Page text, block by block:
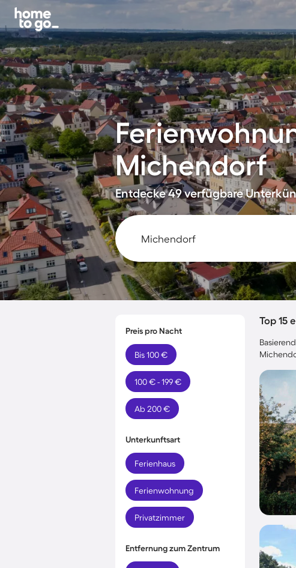
Michendorf
Entdecke 49 verfügbare
Preis pro Nacht
Bis 100 €
100 € - 199 €
Ab 200 €
Unterkunftsart
Ferienhaus
Ferienwohnung
Privatzimmer
Entfernung zum Zentrum
Top 15